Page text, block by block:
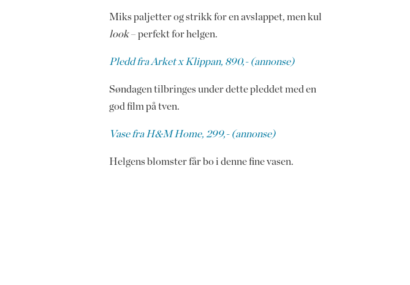
Miks paljetter og strikk for en avslappet, men kul
look– perfekt for helgen.
Pledd fra Arket x Klippan, 890,- (annonse)
Søndagen tilbringes under dette pleddet med en
god film på tven.
Vase fra H&M Home, 299,- (annonse)
Helgens blomster får bo i denne fine vasen.